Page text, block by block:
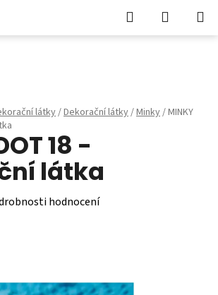
Hledat
KOŠÍK
látky/Dekorační látky/Minky/MINKY
18 -
látka
hodnocení